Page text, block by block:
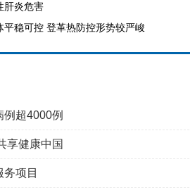
肝炎危害
平稳可控 登革热防控形势较严峻
例超4000例
享健康中国
项目